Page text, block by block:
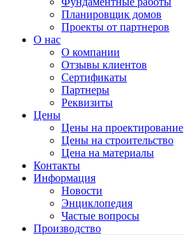
Планировщик домов
Проекты от партнеров
О нас
О компании
Отзывы клиентов
Сертификаты
Партнеры
Реквизиты
Цены
Цены на проектирование
Цены на строительство
Цена на материалы
Контакты
Информация
Новости
Энциклопедия
Частые вопросы
Производство